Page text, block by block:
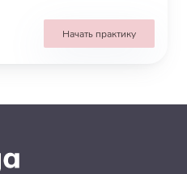
Начать практику